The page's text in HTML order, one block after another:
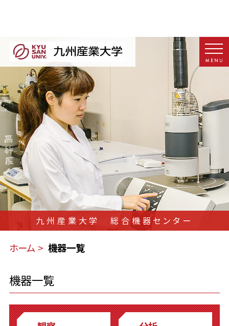
九州産業大学 総合機器センター
ホーム 機器一覧
機器一覧